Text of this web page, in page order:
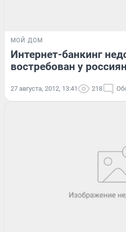
МОЙ ДОМ
Интернет-банкинг
востребован у россиян
27 августа, 2012, 13:41 218